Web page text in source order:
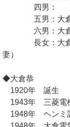
四男：
五男：大倉
六男：大倉
長女：大倉富
妻）
◆大倉恭
1920年 誕生
1943年 三菱電
1948年 ヘンミ